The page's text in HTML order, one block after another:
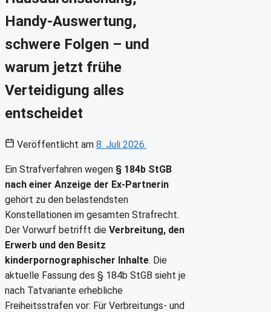
Handy-Auswertung,
schwere Folgen – und
warum jetzt frühe
Verteidigung alles
entscheidet
Veröffentlicht am 8. Juli 2026.
Ein Strafverfahren wegen § 184b StGB
nach einer Anzeige der Ex-Partnerin
gehört zu den belastendsten
Konstellationen im gesamten Strafrecht.
Der Vorwurf betrifft die Verbreitung, den
Erwerb und den Besitz
kinderpornographischer Inhalte. Die
aktuelle Fassung des § 184b StGB sieht je
nach Tatvariante erhebliche
Freiheitsstrafen vor: Für Verbreitungs- und